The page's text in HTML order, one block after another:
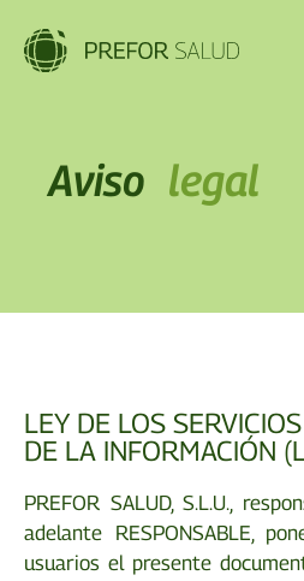
Aviso legal
LEY DE LOS
DE LA INFORMACIÓN
PREFOR SALUD, S.L.U.,
adelante RESPONSABLE,
usuarios el presente